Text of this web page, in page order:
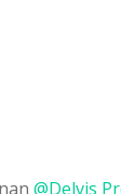
@Delvis